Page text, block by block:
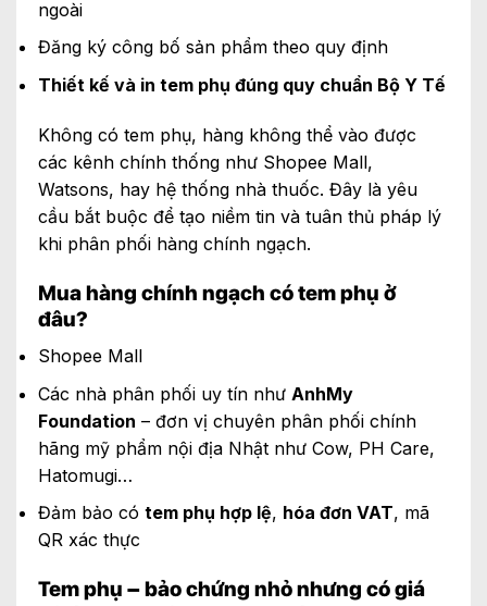
ngoài
Đăng ký công bố sản phẩm theo quy định
Thiết kế và in tem phụ đúng quy chuẩn Bộ Y Tế
Không có tem phụ, hàng không thể vào được
các kênh chính thống như Shopee Mall,
Watsons, hay hệ thống nhà thuốc. Đây là yêu
cầu bắt buộc để tạo niềm tin và tuân thủ pháp lý
khi phân phối hàng chính ngạch.
Mua hàng chính ngạch có tem phụ ở
đâu?
Shopee Mall
Các nhà phân phối uy tín như AnhMy
Foundation – đơn vị chuyên phân phối chính
hãng mỹ phẩm nội địa Nhật như Cow, PH Care,
Hatomugi…
Đảm bảo có tem phụ hợp lệ, hóa đơn VAT, mã
QR xác thực
Tem phụ – bảo chứng nhỏ nhưng có giá